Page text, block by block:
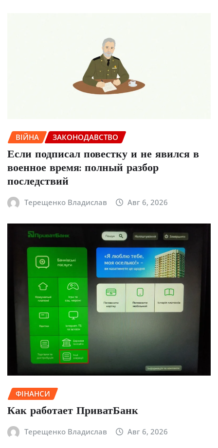
ВІЙНА ЗАКОНОДАВСТВО
Если подписал повестку и не явился в
военное время: полный разбор
последствий
Терещенко Владислав Авг 6, 2026
ФІНАНСИ
Как работает ПриватБанк
Терещенко Владислав Авг 6, 2026